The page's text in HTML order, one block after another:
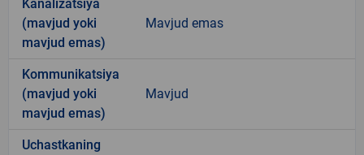
Kanalizatsiya
(mavjud yoki
mavjud emas)
Mavjud emas
Kommunikatsiya
(mavjud yoki
mavjud emas)
Mavjud
Uchastkaning